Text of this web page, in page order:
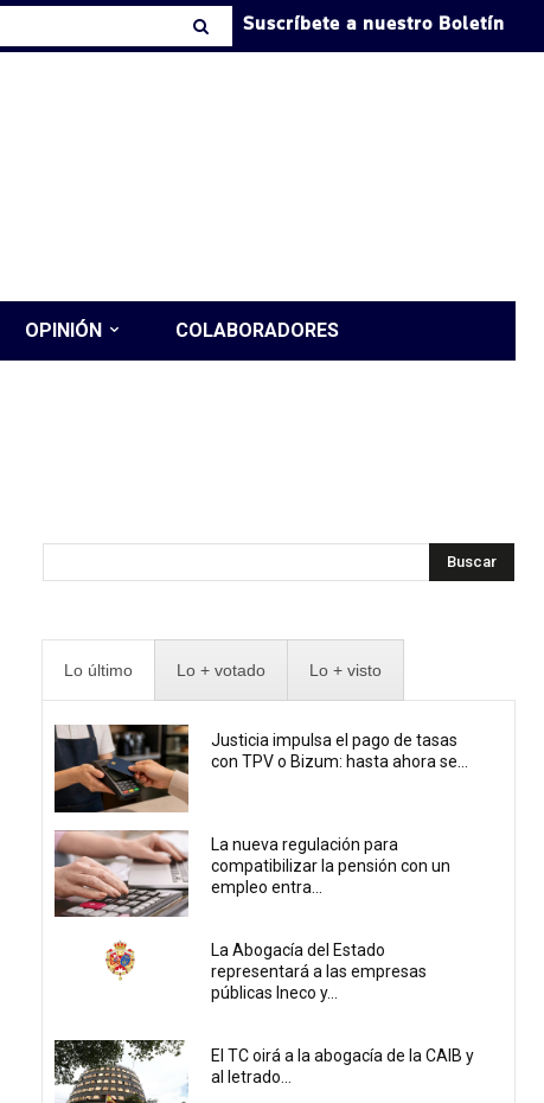
Suscríbete a nuestro Boletín
OPINIÓN COLABORADORES
Buscar
Lo último Lo + votado Lo + visto
Justicia impulsa el pago de tasas
con TPV o Bizum: hasta ahora se...
La nueva regulación para
compatibilizar la pensión con un
empleo entra...
La Abogacía del Estado
representará a las empresas
públicas Ineco y...
El TC oirá a la abogacía de la CAIB y
al letrado...